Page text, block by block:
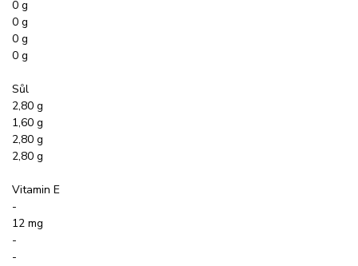
0 g
0 g
0 g
0 g
Sůl
2,80 g
1,60 g
2,80 g
2,80 g
Vitamin E
-
12 mg
-
-